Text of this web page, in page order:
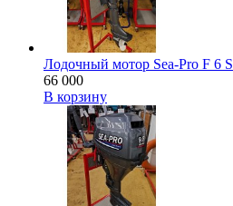
Лодочный мотор Sea-Pro F 6 S
66 000
В корзину